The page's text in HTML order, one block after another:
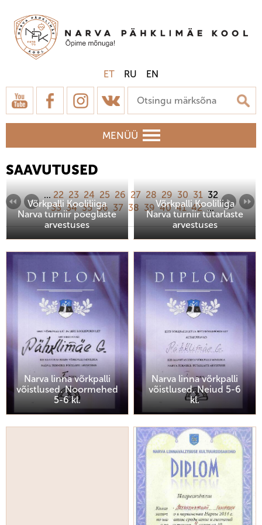
ET RU EN
MENÜÜ
SAAVUTUSED
... 22 23 24 25 26 27 28 29 30 31 32
33 34 35 36 37 38 39 40 41 42...
Võrkpalli Kooliliiga
Narva turniir poeglaste
arvestuses
Võrkpalli Kooliliiga
Narva turniir tütarlaste
arvestuses
Narva linna võrkpalli
võistlused. Noormehed
5-6 kl.
Narva linna võrkpalli
võistlused. Neiud 5-6
kl.